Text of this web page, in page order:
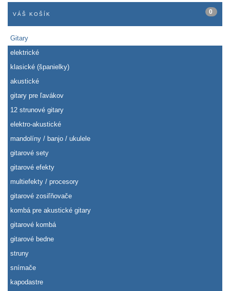
VÁŠ KOŠÍK 0
Gitary
elektrické
klasické (španielky)
akustické
gitary pre ľavákov
12 strunové gitary
elektro-akustické
mandolíny / banjo / ukulele
gitarové sety
gitarové efekty
multiefekty / procesory
gitarové zosiľňovače
kombá pre akustické gitary
gitarové kombá
gitarové bedne
struny
snímače
kapodastre